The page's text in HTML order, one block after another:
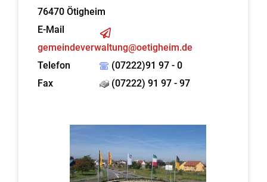
76470 Ötigheim
E-Mail
gemeindeverwaltung@oetigheim.de
Telefon
(07222)91 97 - 0
Fax
(07222) 91 97 - 97